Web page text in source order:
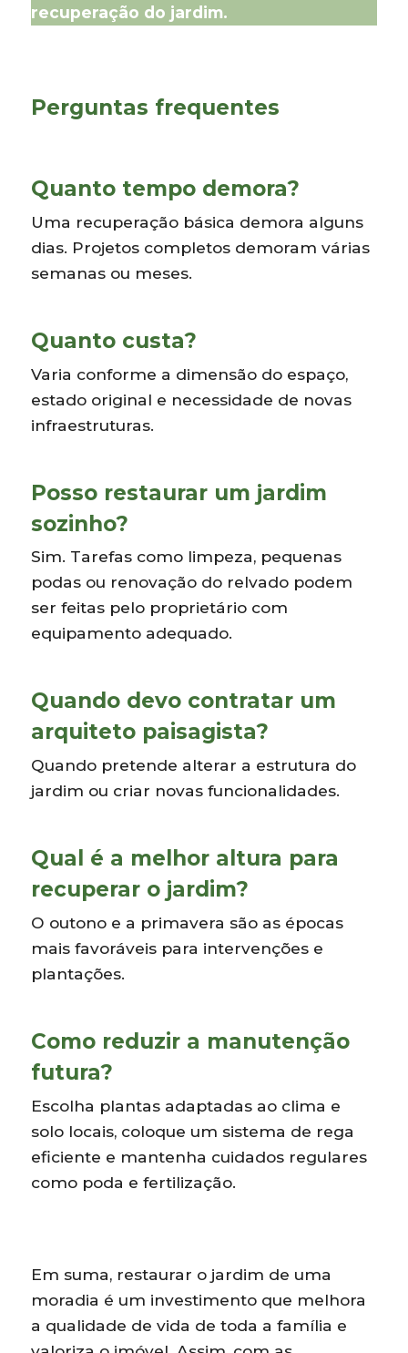
recuperação do jardim.
Perguntas frequentes
Quanto tempo demora?
Uma recuperação básica demora alguns
dias. Projetos completos demoram várias
semanas ou meses.
Quanto custa?
Varia conforme a dimensão do espaço,
estado original e necessidade de novas
infraestruturas.
Posso restaurar um jardim
sozinho?
Sim. Tarefas como limpeza, pequenas
podas ou renovação do relvado podem
ser feitas pelo proprietário com
equipamento adequado.
Quando devo contratar um
arquiteto paisagista?
Quando pretende alterar a estrutura do
jardim ou criar novas funcionalidades.
Qual é a melhor altura para
recuperar o jardim?
O outono e a primavera são as épocas
mais favoráveis para intervenções e
plantações.
Como reduzir a manutenção
futura?
Escolha plantas adaptadas ao clima e
solo locais, coloque um sistema de rega
eficiente e mantenha cuidados regulares
como poda e fertilização.
Em suma, restaurar o jardim de uma
moradia é um investimento que melhora
a qualidade de vida de toda a família e